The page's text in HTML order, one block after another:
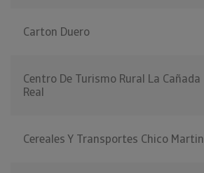
Carton Duero
Centro De Turismo Rural La Cañada
Real
Cereales Y Transportes Chico Martin